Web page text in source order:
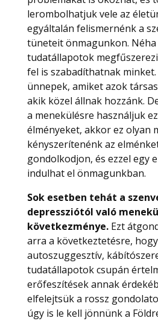
lerombolhatjuk vele az
egyáltalán felismernénk a
tüneteit önmagunkon.
tudatállapotok
fel is szabadíthatnak minket.
ünnepek, amiket azok
akik közel állnak hozzánk.
a menekülésre használjuk
élményeket, akkor ez olyan
kényszerítenénk az
gondolkodjon, és ezzel egy
indulhat el önmagunkban.
Sok esetben tehát a
depressziótól való
következménye.Ezt
arra a következtetésre,
autoszuggesztív,
tudatállapotok csupán
erőfeszítések annak
elfelejtsük a rossz
úgy is le kell jönnünk a